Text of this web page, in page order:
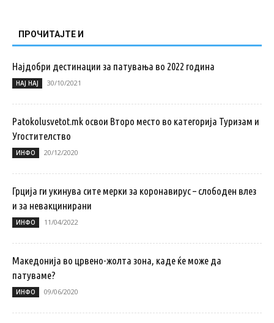
ПРОЧИТАЈТЕ И
Најдобри дестинации за патувања во 2022 година
НАЈ НАЈ 30/10/2021
Patokolusvetot.mk освои Второ место во категорија Туризам и
Угостителство
ИНФО 20/12/2020
Грција ги укинува сите мерки за коронавирус – слободен влез
и за невакцинирани
ИНФО 11/04/2022
Македонија во црвено-жолта зона, каде ќе може да
патуваме?
ИНФО 09/06/2020